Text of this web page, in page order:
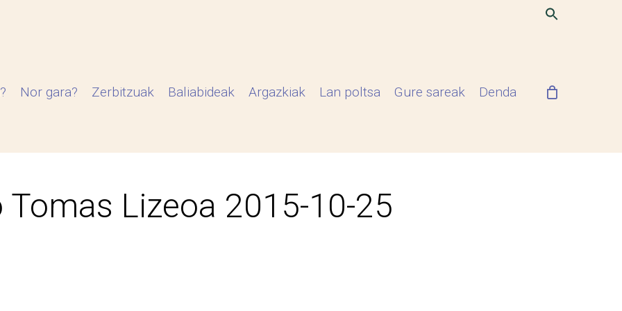
Nor gara? Zerbitzuak Baliabideak Argazkiak Lan poltsa Gure sareak Denda
Tomas Lizeoa 2015-10-25